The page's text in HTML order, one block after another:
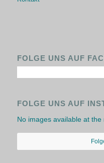
FOLGE UNS AUF
FOLGE UNS AUF
No images available at the